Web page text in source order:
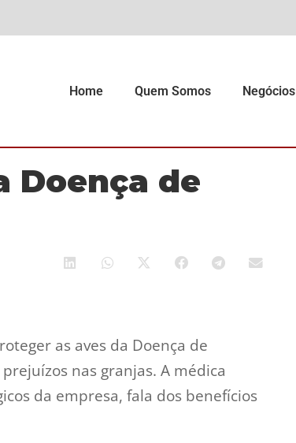
Home Quem Somos Negócios
Doença de
as aves da Doença de
nas granjas. A médica
da empresa, fala dos benefícios